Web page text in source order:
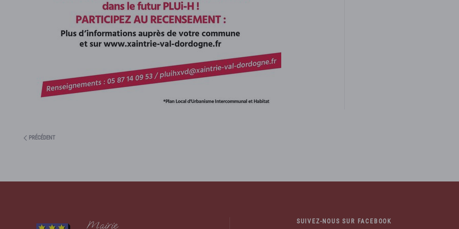
PRÉCÉDENT
Mairie SUIVEZ-NOUS SUR FACEBOOK